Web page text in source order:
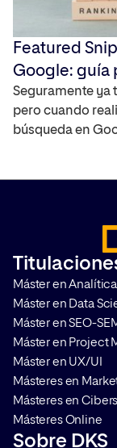
Featured
Google: guía
tus
Seguramente ya
pero cuando
búsqueda en
snippets. Te
cómo puedes
mejorar el
tus resultados.
Featured […]
Máster en
Máster en Data
Máster en SEO-
Máster en Project
Máster en UX/UI
Másteres en
Másteres en
Másteres Online
Sobre DKS